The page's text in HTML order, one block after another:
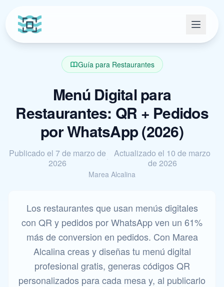
Guía para Restaurantes
Menú Digital para
Restaurantes: QR + Pedidos
por WhatsApp (2026)
Publicado el 7 de marzo de
2026
Actualizado el 10 de marzo
de 2026
Marea Alcalina
Los restaurantes que usan menús digitales
con QR y pedidos por WhatsApp ven un 61%
más de conversion en pedidos. Con Marea
Alcalina creas y diseñas tu menú digital
profesional gratis, generas códigos QR
personalizados para cada mesa y, al publicarlo